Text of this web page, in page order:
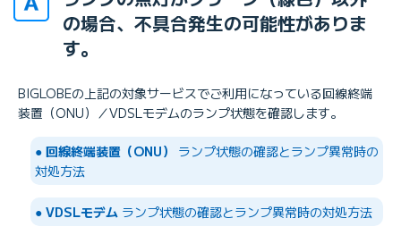
の場合、不具合発生の可能性がありま
す。
BIGLOBEの上記の対象サービスでご利用になっている回線終端
装置（ONU）／VDSLモデムのランプ状態を確認します。
● 回線終端装置（ONU）
ランプ状態の確認とランプ異常時の
対処方法
● VDSLモデム ランプ状態の確認とランプ異常時の対処方法